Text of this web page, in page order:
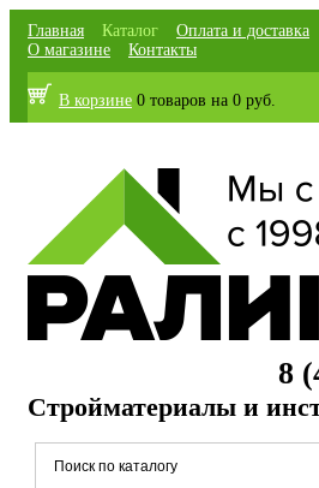
Главная Каталог Оплата и доставка
О магазине
Контакты
В корзине 0 товаров на 0 руб.
8
Стройматериалы и